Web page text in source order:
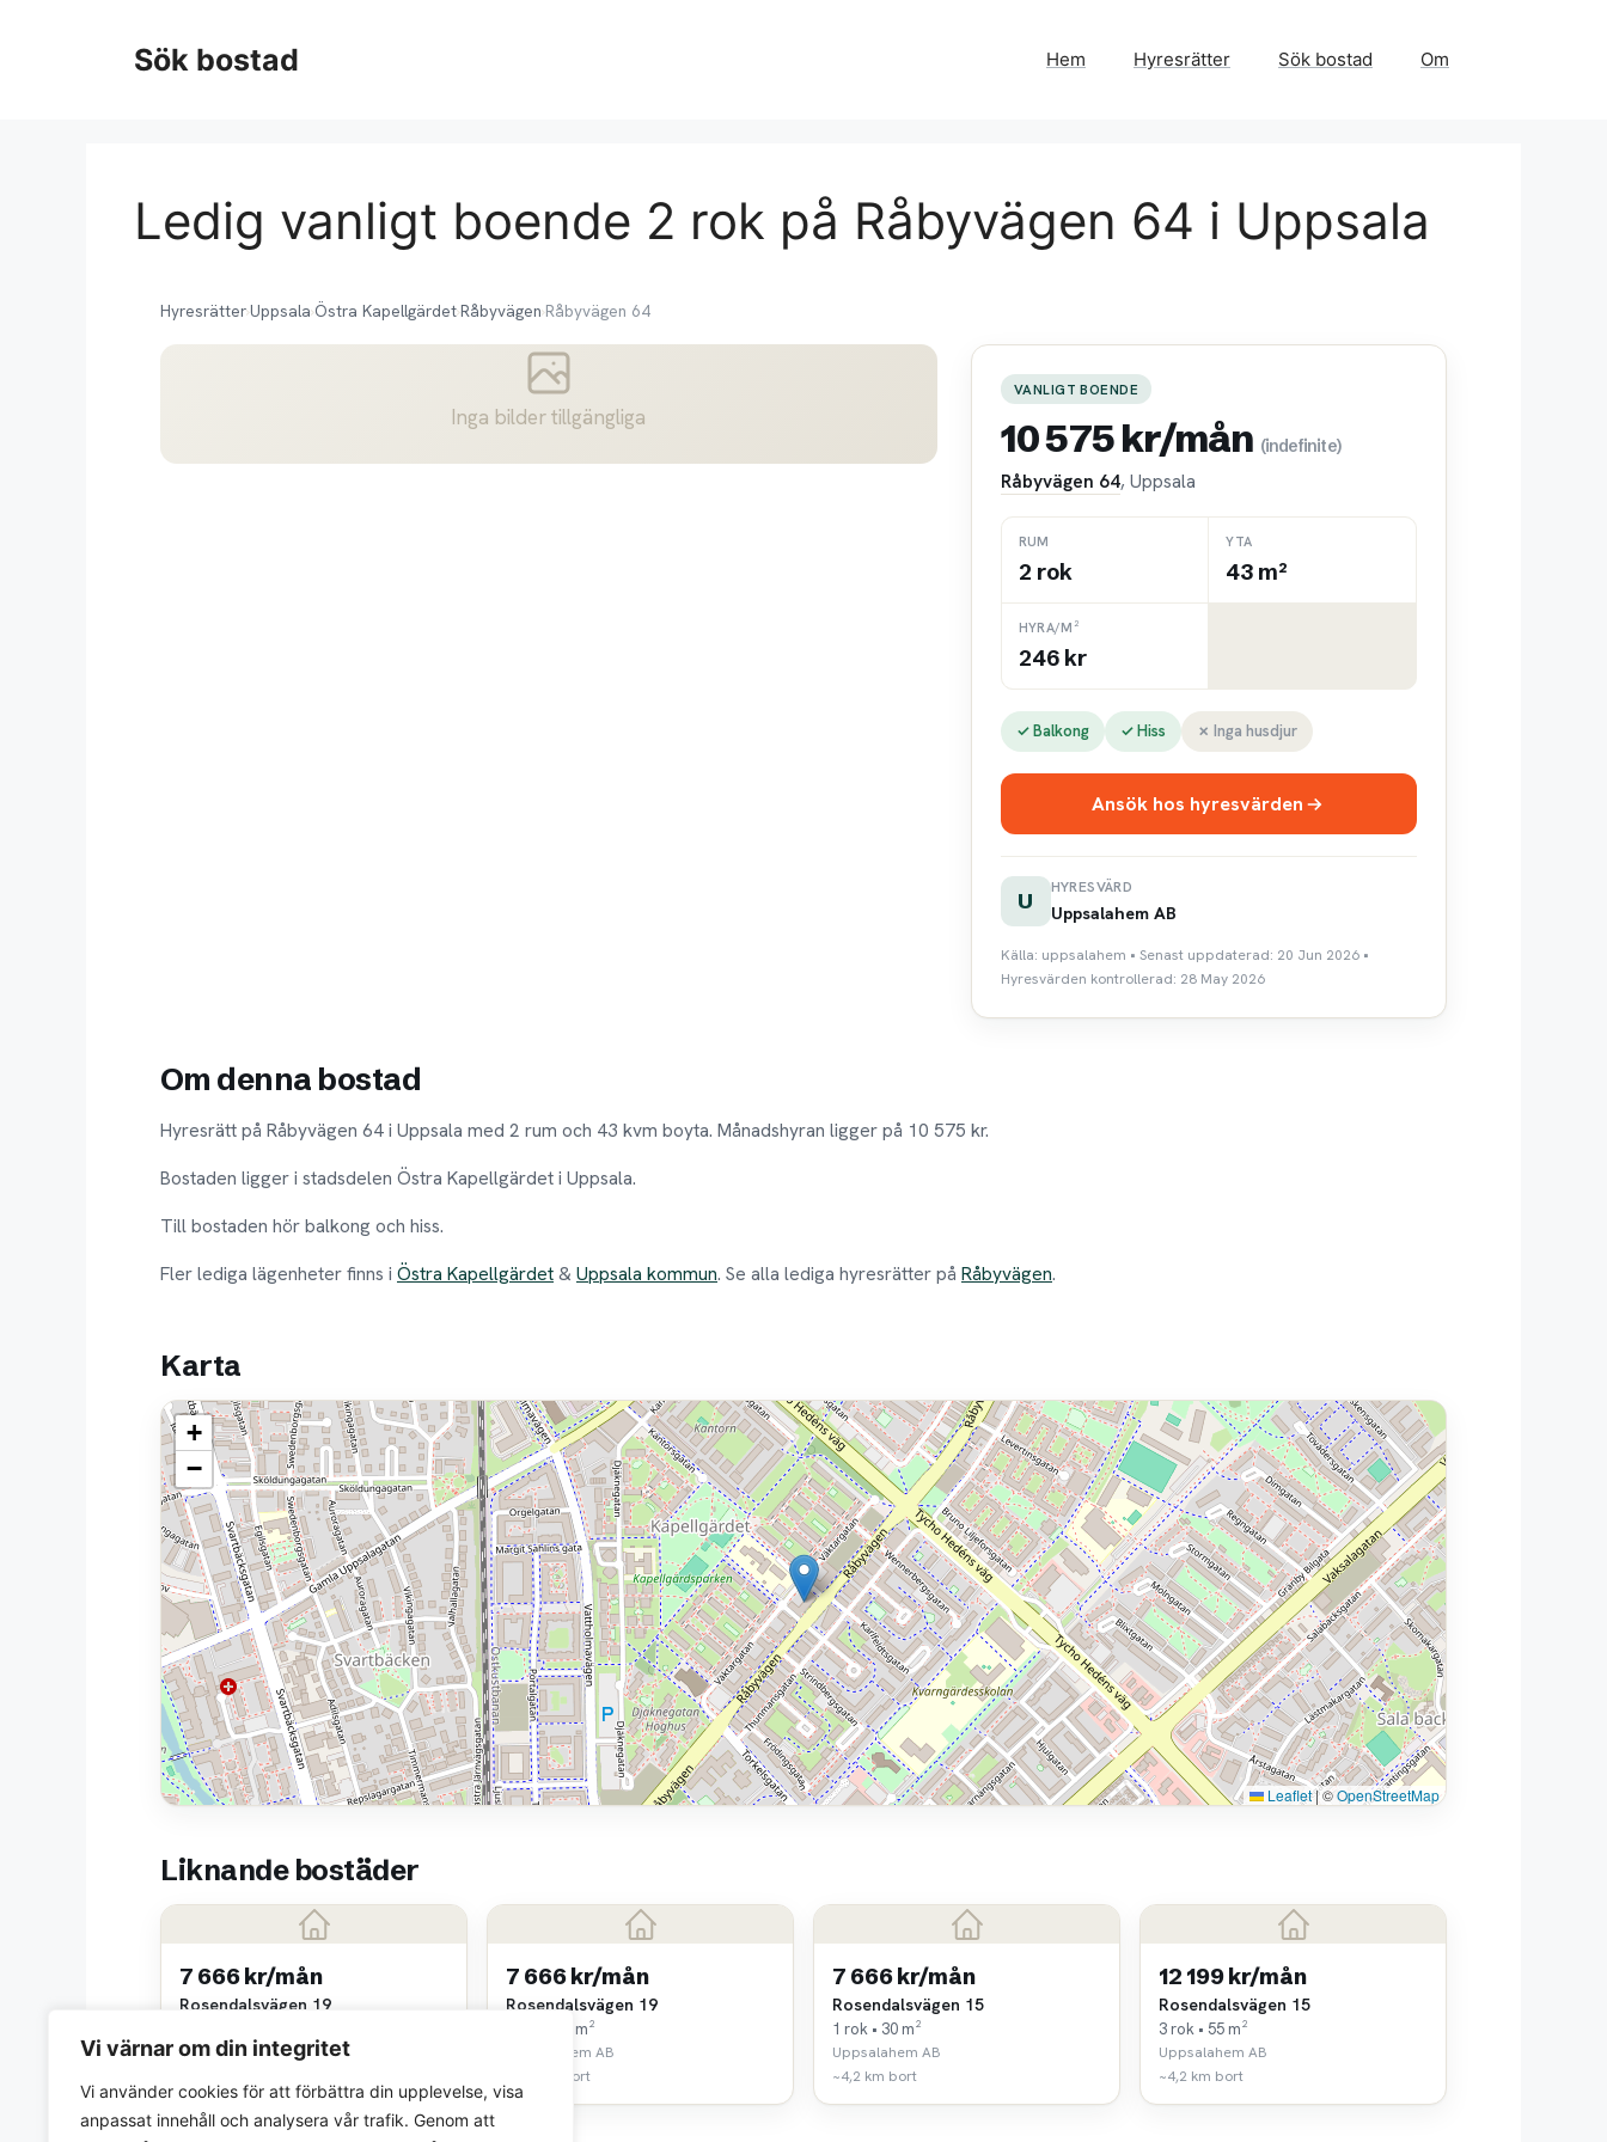
Vi värnar om din integritet
Vi använder cookies för att förbättra din upplevelse, visa
anpassat innehåll och analysera vår trafik. Genom att
Sök bostad Hem Hyresrätter Sök bostad Om
Ledig vanligt boende 2 rok på Råbyvägen 64 i Uppsala
Hyresrätter›Uppsala›Östra Kapellgärdet›Råbyvägen›Råbyvägen 64
Inga bilder tillgängliga
VANLIGT BOENDE
10 575 kr/mån (indefinite)
Råbyvägen 64, Uppsala
RUM
2 rok
YTA
43 m²
HYRA/M²
246 kr
✓ Balkong ✓ Hiss ✗ Inga husdjur
Ansök hos hyresvärden
U
HYRESVÄRD
Uppsalahem AB
Källa: uppsalahem • Senast uppdaterad: 20 Jun 2026 •
Hyresvärden kontrollerad: 28 May 2026
Om denna bostad
Hyresrätt på Råbyvägen 64 i Uppsala med 2 rum och 43 kvm boyta. Månadshyran ligger på 10 575 kr.
Bostaden ligger i stadsdelen Östra Kapellgärdet i Uppsala.
Till bostaden hör balkong och hiss.
Fler lediga lägenheter finns i Östra Kapellgärdet& Uppsala kommun. Se alla lediga hyresrätter på Råbyvägen.
Karta
+
−
Leaflet|©OpenStreetMap
Liknande bostäder
7 666 kr/mån
Rosendalsvägen 19
Uppsalahem AB
7 666 kr/mån
Rosendalsvägen 19
1 rok • 30 m²
Uppsalahem AB
~4,2 km bort
7 666 kr/mån
Rosendalsvägen 15
1 rok • 30 m²
Uppsalahem AB
~4,2 km bort
12 199 kr/mån
Rosendalsvägen 15
3 rok • 55 m²
Uppsalahem AB
~4,2 km bort